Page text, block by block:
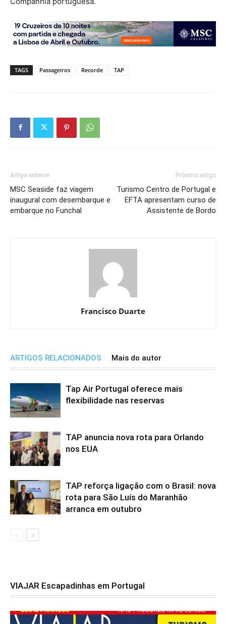
TAGS Passageiros Recorde TAP
Artigo anterior
MSC Seaside faz viagem
inaugural com desembarque e
embarque no Funchal
Próximo artigo
Turismo Centro de Portugal e
EFTA apresentam curso de
Assistente de Bordo
Francisco Duarte
ARTIGOS RELACIONADOS Mais do autor
Tap Air Portugal oferece mais
flexibilidade nas reservas
TAP anuncia nova rota para Orlando
nos EUA
TAP reforça ligação com o Brasil: nova
rota para São Luís do Maranhão
arranca em outubro
VIAJAR Escapadinhas em Portugal